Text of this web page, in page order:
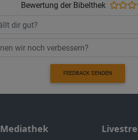
Bewertung der Bibelthek
FEEDBACK SENDEN
Mediathek